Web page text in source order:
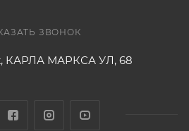
ЗВОНОК
КАРЛА МАРКСА УЛ, 68